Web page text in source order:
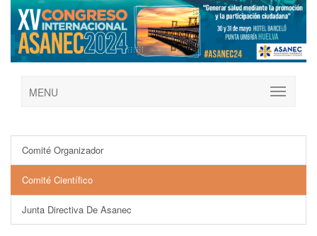
MENU
Comité Organizador
Comité Científico
Junta Directiva De Asanec